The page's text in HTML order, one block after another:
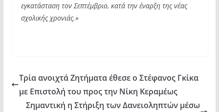
εγκατάσταση τον Σεπτέμβριο, κατά την έναρξη της νέας
σχολικής χρονιάς.»
Τρία ανοιχτά Ζητήματα έθεσε ο Στέφανος Γκίκα
με Επιστολή του προς την Νίκη Κεραμέως
Σημαντική η Στήριξη των Δανειοληπτών μέσω